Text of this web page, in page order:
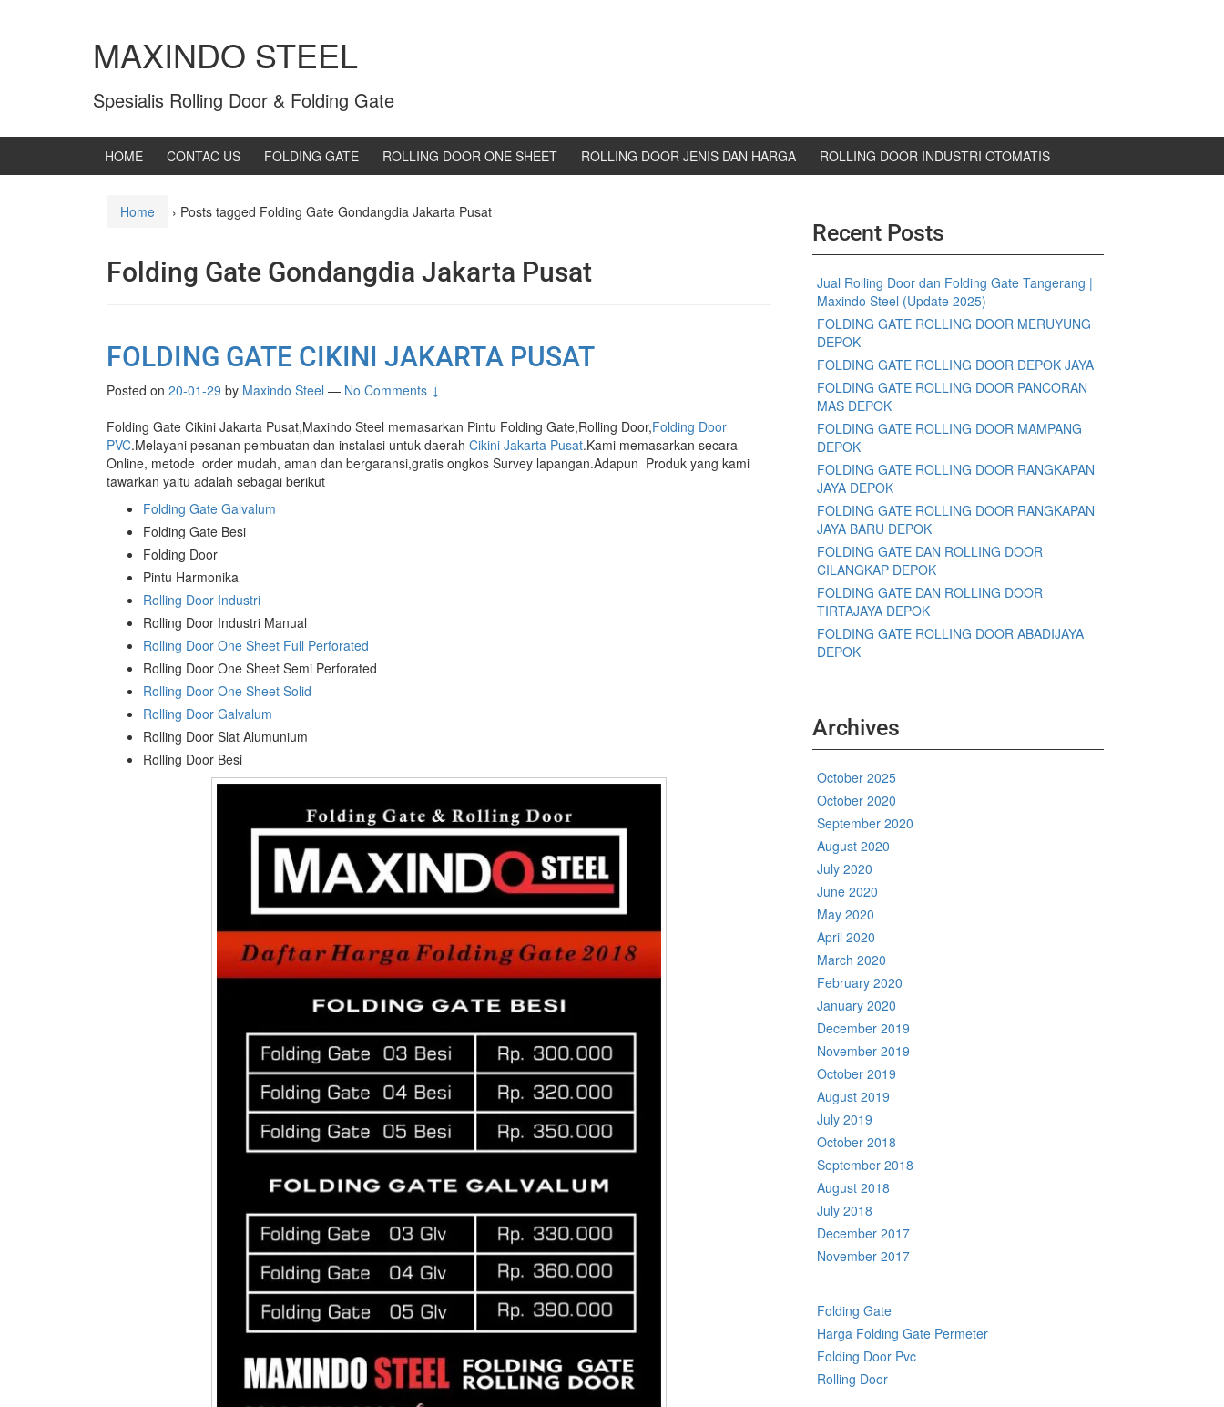
MAXINDO STEEL
Spesialis Rolling Door & Folding Gate
HOME CONTAC US FOLDING GATE ROLLING DOOR ONE SHEET ROLLING DOOR JENIS DAN HARGA ROLLING DOOR INDUSTRI OTOMATIS
Home › Posts tagged Folding Gate Gondangdia Jakarta Pusat
Folding Gate Gondangdia Jakarta Pusat
FOLDING GATE CIKINI JAKARTA PUSAT
Posted on 20-01-29 by Maxindo Steel — No Comments ↓
Folding Gate Cikini Jakarta Pusat,Maxindo Steel memasarkan Pintu Folding Gate,Rolling Door,Folding Door
PVC.Melayani pesanan pembuatan dan instalasi untuk daerah Cikini Jakarta Pusat.Kami memasarkan secara
Online, metode order mudah, aman dan bergaransi,gratis ongkos Survey lapangan.Adapun Produk yang kami
tawarkan yaitu adalah sebagai berikut
Folding Gate Galvalum
Folding Gate Besi
Folding Door
Pintu Harmonika
Rolling Door Industri
Rolling Door Industri Manual
Rolling Door One Sheet Full Perforated
Rolling Door One Sheet Semi Perforated
Rolling Door One Sheet Solid
Rolling Door Galvalum
Rolling Door Slat Alumunium
Rolling Door Besi
Recent Posts
Jual Rolling Door dan Folding Gate Tangerang |
Maxindo Steel (Update 2025)
FOLDING GATE ROLLING DOOR MERUYUNG
DEPOK
FOLDING GATE ROLLING DOOR DEPOK JAYA
FOLDING GATE ROLLING DOOR PANCORAN
MAS DEPOK
FOLDING GATE ROLLING DOOR MAMPANG
DEPOK
FOLDING GATE ROLLING DOOR RANGKAPAN
JAYA DEPOK
FOLDING GATE ROLLING DOOR RANGKAPAN
JAYA BARU DEPOK
FOLDING GATE DAN ROLLING DOOR
CILANGKAP DEPOK
FOLDING GATE DAN ROLLING DOOR
TIRTAJAYA DEPOK
FOLDING GATE ROLLING DOOR ABADIJAYA
DEPOK
Archives
October 2025
October 2020
September 2020
August 2020
July 2020
June 2020
May 2020
April 2020
March 2020
February 2020
January 2020
December 2019
November 2019
October 2019
August 2019
July 2019
October 2018
September 2018
August 2018
July 2018
December 2017
November 2017
Folding Gate
Harga Folding Gate Permeter
Folding Door Pvc
Rolling Door